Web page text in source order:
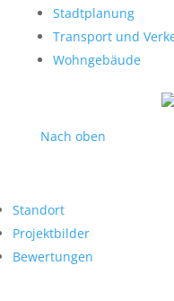
Stadtplanung
Transport und
Wohngebäude
Nach oben
Standort
Projektbilder
Bewertungen